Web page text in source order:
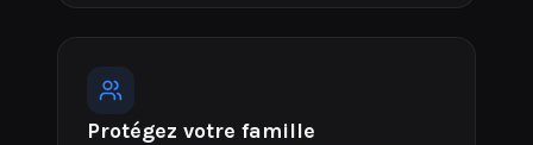
Protégez votre famille